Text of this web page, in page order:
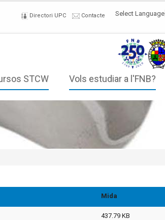
Select Language
Directori UPC Contacte
STCW Vols estudiar a l'FNB?
Mida
437.79 KB